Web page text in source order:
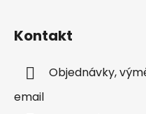
Kontakt
Objednávky,
email